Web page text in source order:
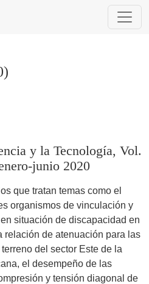
y la Tecnología, Vol.
junio 2020
que tratan temas como el
organismos de vinculación y
situación de discapacidad en
relación de atenuación para las
del sector Este de la
el desempeño de las
y tensión diagonal de